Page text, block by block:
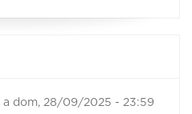
a dom, 28/09/2025 - 23:59